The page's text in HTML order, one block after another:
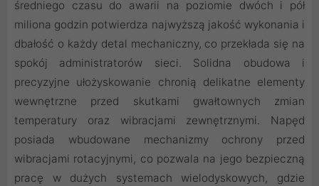
średniego czasu do awarii na poziomie dwóch i pół
miliona godzin potwierdza najwyższą jakość wykonania i
dbałość o każdy detal mechaniczny, co przekłada się na
spokój administratorów sieci. Solidna obudowa i
precyzyjne ułożyskowanie chronią delikatne elementy
wewnętrzne przed skutkami gwałtownych zmian
temperatury oraz wibracjami zewnętrznymi. Napęd
posiada wbudowane mechanizmy ochrony przed
wibracjami rotacyjnymi, co pozwala na jego bezpieczną
pracę w dużych systemach wielodyskowych, gdzie